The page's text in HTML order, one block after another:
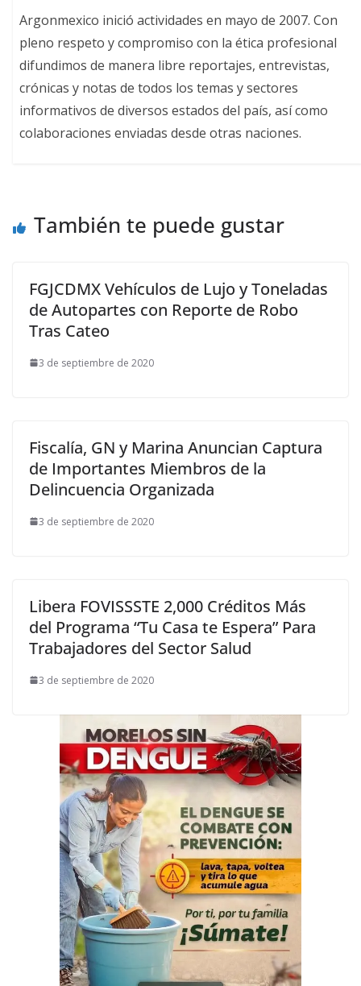
Argonmexico inició actividades en mayo de 2007. Con
pleno respeto y compromiso con la ética profesional
difundimos de manera libre reportajes, entrevistas,
crónicas y notas de todos los temas y sectores
informativos de diversos estados del país, así como
colaboraciones enviadas desde otras naciones.
También te puede gustar
FGJCDMX Vehículos de Lujo y Toneladas
de Autopartes con Reporte de Robo
Tras Cateo
3 de septiembre de 2020
Fiscalía, GN y Marina Anuncian Captura
de Importantes Miembros de la
Delincuencia Organizada
3 de septiembre de 2020
Libera FOVISSSTE 2,000 Créditos Más
del Programa “Tu Casa te Espera” Para
Trabajadores del Sector Salud
3 de septiembre de 2020